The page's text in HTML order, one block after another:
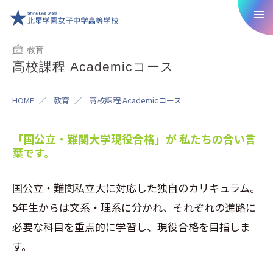
教育
高校課程 Academicコース
HOME ／ 教育 ／ 高校課程 Academicコース
「国公立・難関大学現役合格」が私たちの合い言
葉です。
国公立・難関私立大に対応した独自のカリキュラム。
5年生からは文系・理系に分かれ、それぞれの進路に
必要な科目を重点的に学習し、現役合格を目指しま
す。